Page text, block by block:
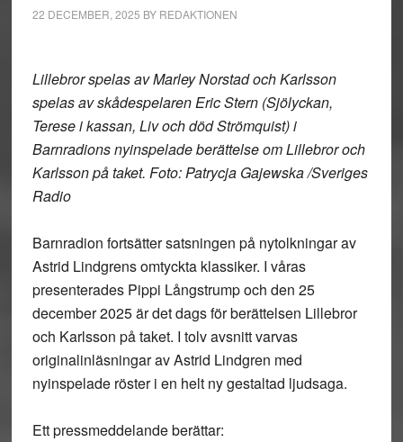
22 DECEMBER, 2025 BY REDAKTIONEN
Lillebror spelas av Marley Norstad och Karlsson
spelas av skådespelaren Eric Stern (Sjölyckan,
Terese i kassan, Liv och död Strömquist) i
Barnradions nyinspelade berättelse om Lillebror och
Karlsson på taket. Foto: Patrycja Gajewska /Sveriges
Radio
Barnradion fortsätter satsningen på nytolkningar av
Astrid Lindgrens omtyckta klassiker. I våras
presenterades Pippi Långstrump och den 25
december 2025 är det dags för berättelsen Lillebror
och Karlsson på taket. I tolv avsnitt varvas
originalinläsningar av Astrid Lindgren med
nyinspelade röster i en helt ny gestaltad ljudsaga.
Ett pressmeddelande berättar: